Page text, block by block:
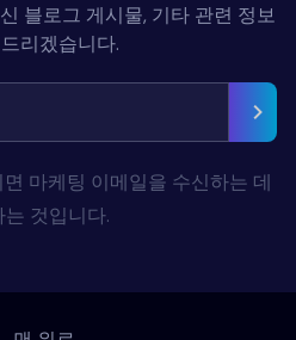
블로그 게시물, 기타 관련 정보
리겠습니다.
마케팅 이메일을 수신하는 데
는 것입니다.